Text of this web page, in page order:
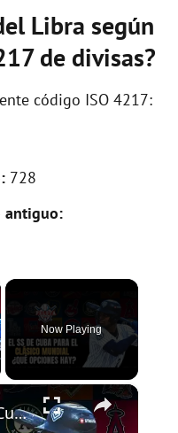
Libra según
de divisas?
código ISO 4217:
728
antiguo:
Now Playing
×
El shortstop de Cuba y las opciones reales que están sobre la mesa